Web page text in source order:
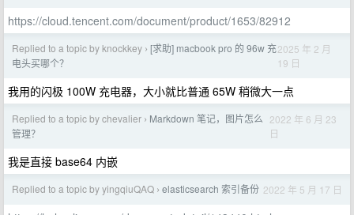
https://cloud.tencent.com/document/product/1653/82912
Replied to a topic by knockkey › [求助] macbook pro 的 96w 充
电头买哪个？
2025 年 2 月
19 日
我用的闪极 100W 充电器，大小就比普通 65W 稍微大一点
Replied to a topic by chevalier › Markdown 笔记，图片怎么
管理？
2022 年 6 月 23
日
我是直接 base64 内嵌
Replied to a topic by yingqiuQAQ › elasticsearch 索引备份 2022 年 5 月 17 日